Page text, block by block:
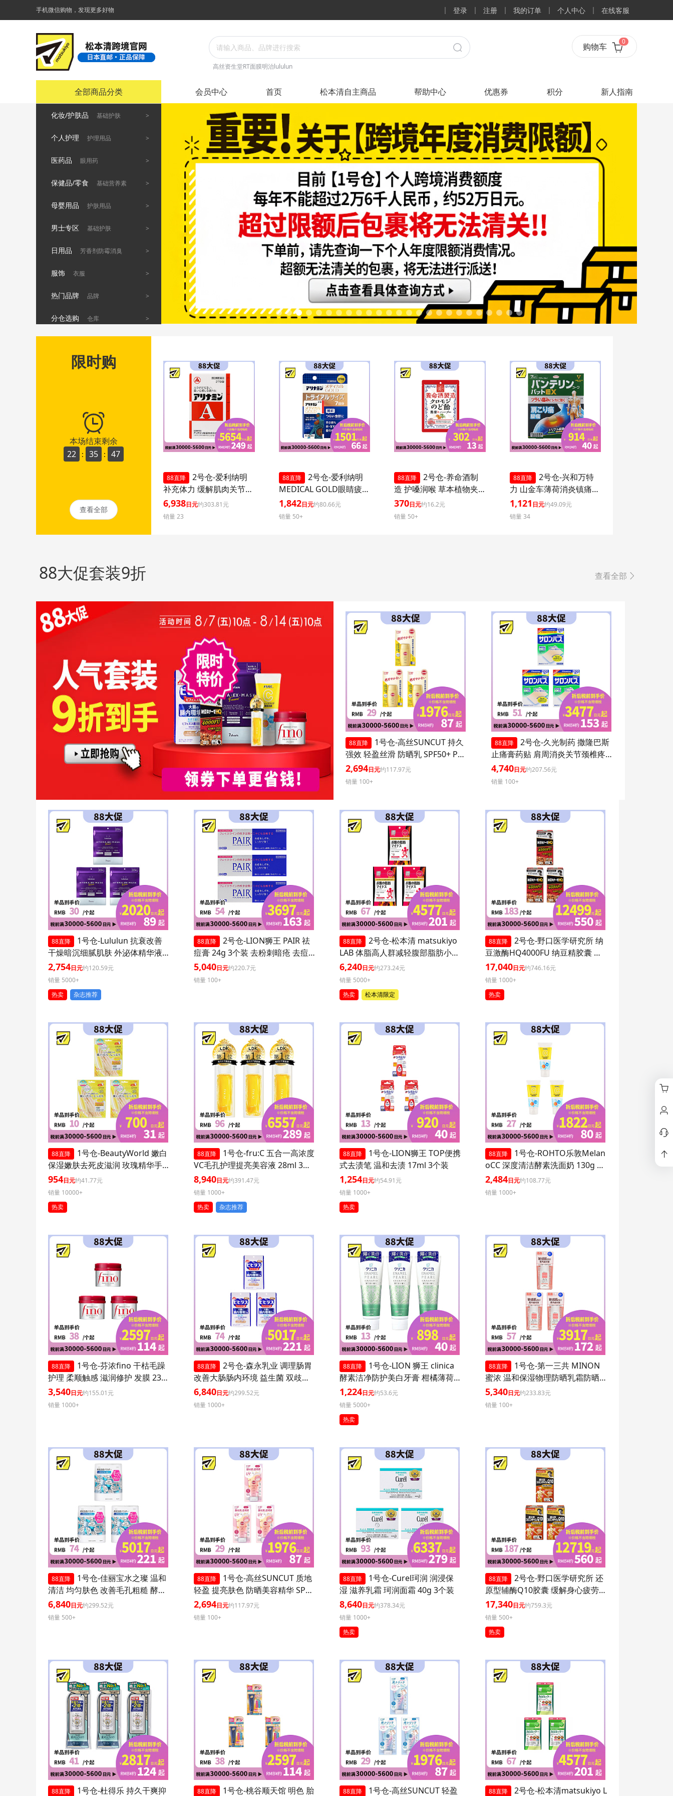
手机微信购物，发现更多好物 登录 注册 我的订单 个人中心 在线客服
高丝资生堂RT面膜明治lululun
购物车 0
全部商品分类 会员中心 首页 松本清自主商品 帮助中心 优惠券 积分 新人指南
化妆/护肤品 基础护肤 >
个人护理 护理用品 >
医药品 眼用药 >
保健品/零食 基础营养素 >
母婴用品 护肤用品 >
男士专区 基础护肤 >
日用品 芳香剂防霉消臭 >
服饰 衣服 >
热门品牌 品牌 >
分仓选购 仓库 >
限时购
本场结束剩余
22
: 35 : 45
查看全部
88直降
2号仓-爱利纳明
补充体力 缓解肌肉关节酸
痛疲劳疼痛 补充维生素B
270片【第3类医药品】Ali
6,938日元约303.81元
销量 23
88直降
2号仓-爱利纳明
MEDICAL GOLD眼睛疲劳
肩颈腰疼止痛片 改善眼疲
劳肌肉关节痛手脚麻木 21
1,842日元约80.66元
销量 50+
88直降
2号仓-养命酒制
造 护嗓润喉 草本植物夹
心润喉糖 黑蜜草本味 76g
370日元约16.2元
销量 50+
88直降
2号仓-兴和万特
力 山金车薄荷消炎镇痛膏
药贴EX 7×10mm 7片
【第２类医药品】 KOWA
1,121日元约49.09元
销量 34
88大促套装9折 查看全部
88直降
1号仓-高丝SUNCUT 持久
强效 轻盈丝滑 防晒乳 SPF50+ PA+
+++ 50ml 3个装 阻隔紫外线 持久
耐水 户外防晒 多重保护 清爽不粘
2,694日元约117.97元
销量 100+
88直降
2号仓-久光制药 撒隆巴斯
止痛膏药贴 肩周消炎关节颈椎疼
4.6×7.2cm 120贴 3个装【第3类医
药品】
4,740日元约207.56元
销量 100+
88直降
1号仓-Lululun 抗衰改善
干燥暗沉细腻肌肤 外泌体精华液
保湿面膜 7片 3个装 Exosome 增
加肌肤弹力透明感
2,754日元约120.59元
销量 5000+
热卖
杂志推荐
88直降
2号仓-LION狮王 PAIR 祛
痘膏 24g 3个装 去粉刺暗疮 去痘
印修复痘坑 舒缓炎症红肿【第2类
医药品】
5,040日元约220.7元
销量 100+
88直降
2号仓-松本清 matsukiyo
LAB 体脂高人群减轻腹部脂肪小腹
丸 90粒 3个装
6,240日元约273.24元
销量 5000+
热卖
松本清限定
88直降
2号仓-野口医学研究所 纳
豆激酶HQ4000FU 纳豆精胶囊 促
进血栓溶解降三高 120粒 3个装
17,040日元约746.16元
销量 1000+
热卖
88直降
1号仓-BeautyWorld 嫩白
保湿嫩肤去死皮滋润 玫瑰精华手
膜 3个装 LUCKY TRENDY 补水护
肤去角质双手部护理
954日元约41.77元
销量 10000+
热卖
88直降
1号仓-fru:C 五合一高浓度
VC毛孔护理提亮美容液 28ml 3个
装 减少毛孔 懒人护肤
8,940日元约391.47元
销量 1000+
热卖
杂志推荐
88直降
1号仓-LION狮王 TOP便携
式去渍笔 温和去渍 17ml 3个装
1,254日元约54.91元
销量 1000+
热卖
88直降
1号仓-ROHTO乐敦Melan
oCC 深度清洁酵素洗面奶 130g 3
个装
2,484日元约108.77元
销量 1000+
88直降
1号仓-芬浓fino 干枯毛躁
护理 柔顺触感 滋润修护 发膜 230
g 3个装
3,540日元约155.01元
销量 1000+
88直降
2号仓-森永乳业 调理肠胃
改善大肠肠内环境 益生菌 双歧杆
菌胶囊 30粒 3个装
6,840日元约299.52元
销量 1000+
88直降
1号仓-LION 狮王 clinica
酵素洁净防护美白牙膏 柑橘薄荷 1
30g 3个装
1,224日元约53.6元
销量 5000+
热卖
88直降
1号仓-第一三共 MINON
蜜浓 温和保湿物理防晒乳霜防晒
液UV SPF50+PA++++ 80ml 3个装
防晒抗老 敏感肌可用
5,340日元约233.83元
销量 100+
88直降
1号仓-佳丽宝水之璨 温和
清洁 均匀肤色 改善毛孔粗糙 酵素
洗颜粉 蓝色版 32粒 3个装
6,840日元约299.52元
销量 500+
88直降
1号仓-高丝SUNCUT 质地
轻盈 提亮肤色 防晒美容精华 SPF5
0+ PA++++ 玫瑰粉色 80g 3个装 高
效紫外线防护 高保湿配方 提升肌
2,694日元约117.97元
销量 100+
88直降
1号仓-Curel珂润 润浸保
湿 滋养乳霜 珂润面霜 40g 3个装
8,640日元约378.34元
销量 1000+
热卖
88直降
2号仓-野口医学研究所 还
原型辅酶Q10胶囊 缓解身心疲劳
强健心肌 60粒 3个装
17,340日元约759.3元
销量 500+
热卖
88直降 1号仓-杜得乐 持久干爽抑 88直降 1号仓-桃谷顺天馆 明色 胎 88直降 1号仓-高丝SUNCUT 轻盈 88直降 2号仓-松本清matsukiyo L